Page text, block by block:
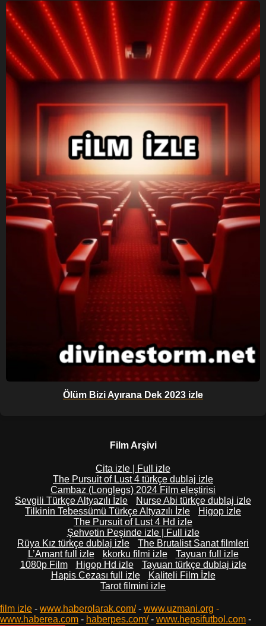
Ölüm Bizi Ayırana Dek 2023 izle
Film Arşivi
Cita izle | Full izle
The Pursuit of Lust 4 türkçe dublaj izle
Cambaz (Longlegs) 2024 Film eleştirisi
Sevgili Türkçe Altyazılı İzle
Nurse Abi türkçe dublaj izle
Tilkinin Tebessümü Türkçe Altyazılı İzle
Higop izle
The Pursuit of Lust 4 Hd izle
Şehvetin Peşinde izle | Full izle
Rüya Kız türkçe dublaj izle
The Brutalist Sanat filmleri
L’Amant full izle
kkorku filmi izle
Tayuan full izle
1080p Film
Higop Hd izle
Tayuan türkçe dublaj izle
Hapis Cezası full izle
Kaliteli Film İzle
Tarot filmini izle
film izle - www.haberolarak.com/- www.uzmani.org -
www.haberea.com - haberpes.com/- www.hepsifutbol.com -